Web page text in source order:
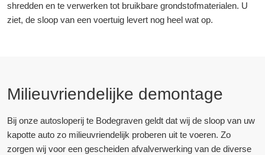
shredden en te verwerken tot bruikbare grondstofmaterialen. U
ziet, de sloop van een voertuig levert nog heel wat op.
Milieuvriendelijke demontage
Bij onze autosloperij te Bodegraven geldt dat wij de sloop van uw
kapotte auto zo milieuvriendelijk proberen uit te voeren. Zo
zorgen wij voor een gescheiden afvalverwerking van de diverse